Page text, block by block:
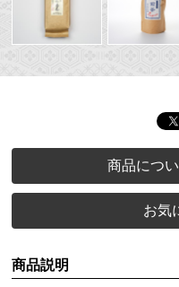
商品につ
お気
商品説明